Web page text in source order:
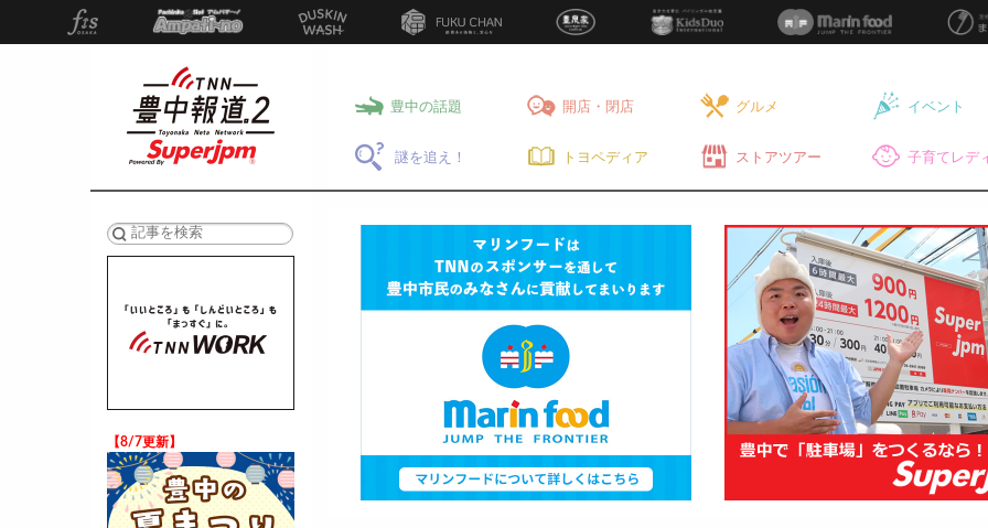
豊中の話題 開店・閉店 グルメ イベント
謎を追え！ トヨペディア ストアツアー 子育てレデ
【8/7更新】